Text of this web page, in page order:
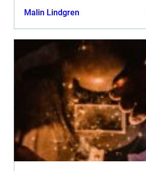
Malin Lindgren